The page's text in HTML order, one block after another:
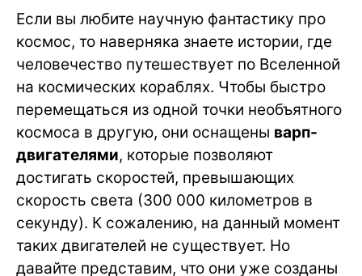
Если вы любите научную фантастику про
космос, то наверняка знаете истории, где
человечество путешествует по Вселенной
на космических кораблях. Чтобы быстро
перемещаться из одной точки необъятного
космоса в другую, они оснащены варп-
двигателями, которые позволяют
достигать скоростей, превышающих
скорость света (300 000 километров в
секунду). К сожалению, на данный момент
таких двигателей не существует. Но
давайте представим, что они уже созданы